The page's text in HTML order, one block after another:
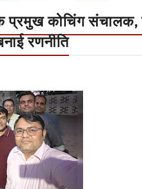
के प्रमुख कोचिंग
रणनीति